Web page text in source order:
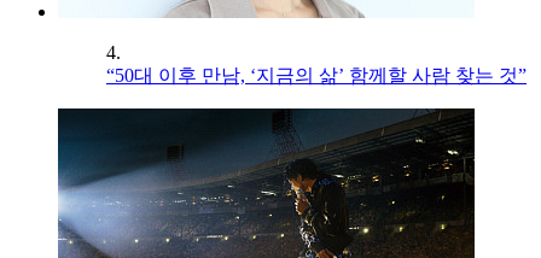
4.
“50대 이후 만남, ‘지금의 삶’ 함께할 사람 찾는 것”